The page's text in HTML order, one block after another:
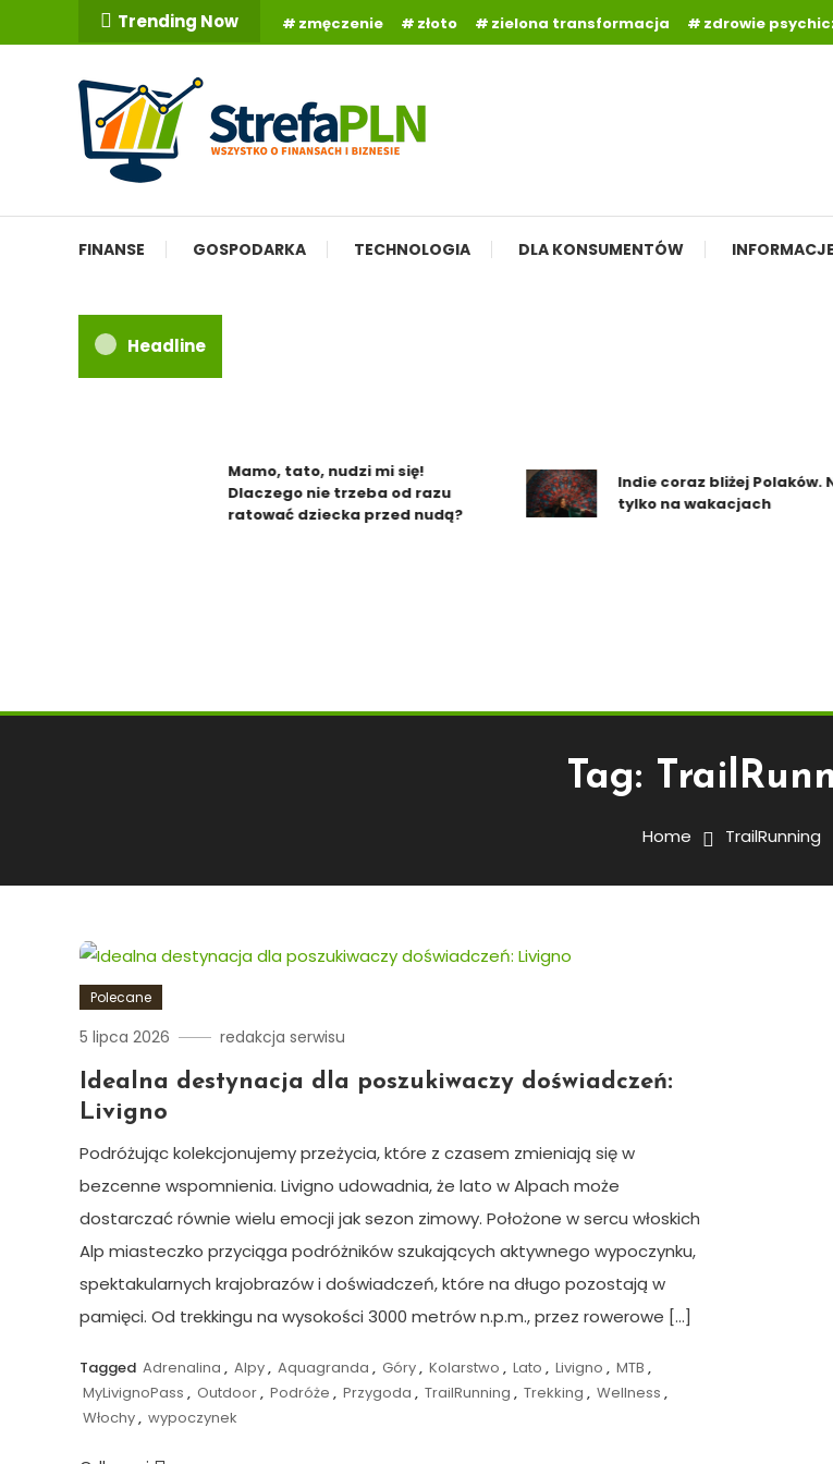
To
Trending Now zmęczenie złoto zielona transformacja zdrowie
StrefaPLN.pl
FINANSE GOSPODARKA TECHNOLOGIA DLA KONSUMENTÓW INFORMACJE
Headline
Mamo, tato, nudzi mi się!
Dlaczego nie trzeba od razu
ratować dziecka przed nudą?
Indie coraz bliżej Polaków.
tylko na wakacjach
Tag:
Home TrailRunning
Polecane
5 lipca 2026 redakcja serwisu
Idealna destynacja dla poszukiwaczy doświadczeń:
Livigno
Podróżując kolekcjonujemy przeżycia, które z czasem zmieniają się w
bezcenne wspomnienia. Livigno udowadnia, że lato w Alpach może
dostarczać równie wielu emocji jak sezon zimowy. Położone w sercu włoskich
Alp miasteczko przyciąga podróżników szukających aktywnego wypoczynku,
spektakularnych krajobrazów i doświadczeń, które na długo pozostają w
pamięci. Od trekkingu na wysokości 3000 metrów n.p.m., przez rowerowe […]
Tagged Adrenalina , Alpy, Aquagranda , Góry, Kolarstwo , Lato , Livigno , MTB ,
MyLivignoPass , Outdoor, Podróże , Przygoda , TrailRunning , Trekking , Wellness ,
Włochy, wypoczynek